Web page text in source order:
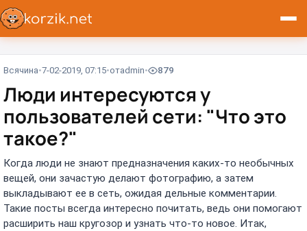
Всячина 7-02-2019, 07:15 отadmin 879
Люди интересуются у
пользователей сети: "Что это
такое?"
Когда люди не знают предназначения каких-то необычных
вещей, они зачастую делают фотографию, а затем
выкладывают ее в сеть, ожидая дельные комментарии.
Такие посты всегда интересно почитать, ведь они помогают
расширить наш кругозор и узнать что-то новое. Итак,